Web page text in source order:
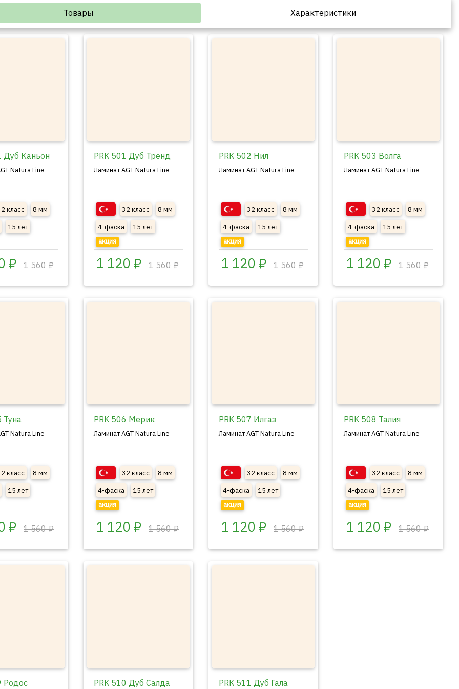
Товары Характеристики
Дуб Каньон
Natura Line
класс
8 мм
15 лет
₽ 1 560 ₽
PRK 501 Дуб Тренд
Ламинат AGT Natura Line
32 класс
8 мм
4-фаска
15 лет
акция
1 120 ₽ 1 560 ₽
PRK 502 Нил
Ламинат AGT Natura Line
32 класс
8 мм
4-фаска
15 лет
акция
1 120 ₽ 1 560 ₽
PRK 503 Волга
Ламинат AGT Natura Line
32 класс
8 мм
4-фаска
15 лет
акция
1 120 ₽ 1 560 ₽
Туна
Natura Line
класс
8 мм
15 лет
₽ 1 560 ₽
PRK 506 Мерик
Ламинат AGT Natura Line
32 класс
8 мм
4-фаска
15 лет
акция
1 120 ₽ 1 560 ₽
PRK 507 Илгаз
Ламинат AGT Natura Line
32 класс
8 мм
4-фаска
15 лет
акция
1 120 ₽ 1 560 ₽
PRK 508 Талия
Ламинат AGT Natura Line
32 класс
8 мм
4-фаска
15 лет
акция
1 120 ₽ 1 560 ₽
Родос PRK 510 Дуб Салда PRK 511 Дуб Гала